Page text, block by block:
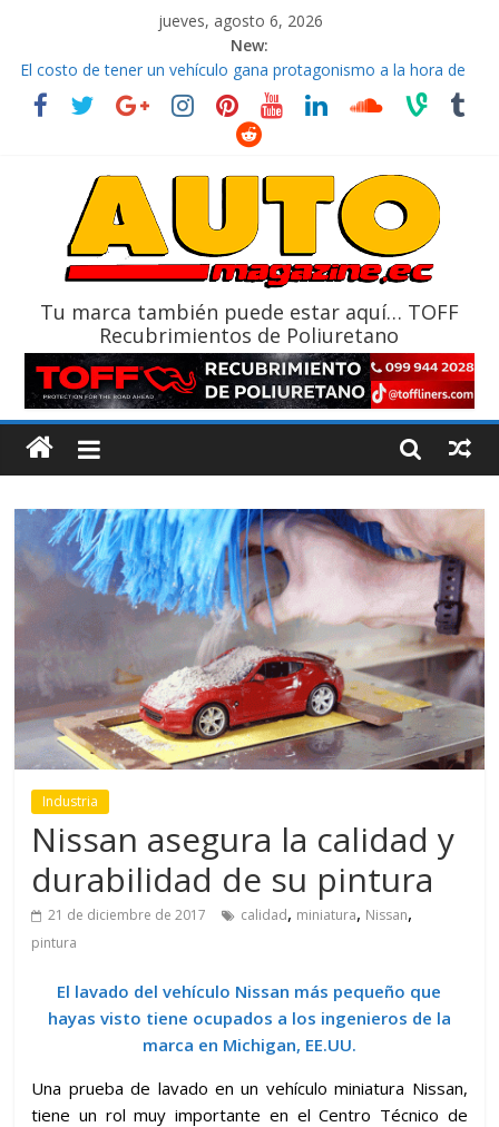
jueves, agosto 6, 2026
New:
El costo de tener un vehículo gana protagonismo a la hora de
decidir
Ultima película ‘Spider‑Man: Brand New Day’ pone en escena a
La Vuelta al Ecuador 2026, edición 47ª, recorre 7 provincias en 8
La FEDAK recibe 12 Sinotruk Bolden para cubrir las rutas de La
Tu marca también puede estar aquí… TOFF
Recubrimientos de Poliuretano
Industria
Nissan asegura la calidad y
durabilidad de su pintura
21 de diciembre de 2017 calidad, miniatura, Nissan,
pintura
El lavado del vehículo Nissan más pequeño que
hayas visto tiene ocupados a los ingenieros de la
marca en Michigan, EE.UU.
Una prueba de lavado en un vehículo miniatura Nissan,
tiene un rol muy importante en el Centro Técnico de